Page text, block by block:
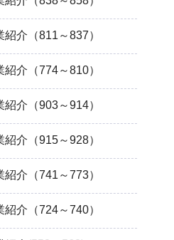
紹介（811～837）
紹介（774～810）
紹介（903～914）
紹介（915～928）
紹介（741～773）
紹介（724～740）